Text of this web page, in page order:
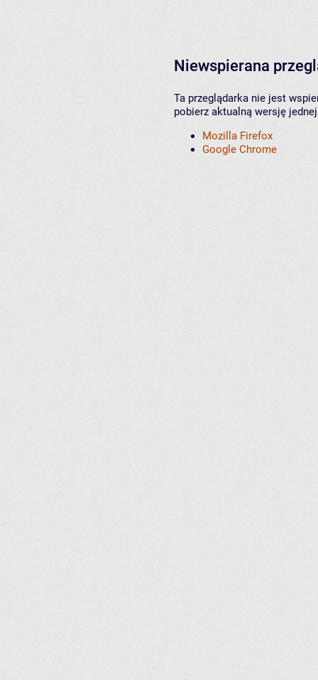
Niewspierana
Ta przeglądarka nie jest
pobierz aktualną wersję
Mozilla Firefox
Google Chrome